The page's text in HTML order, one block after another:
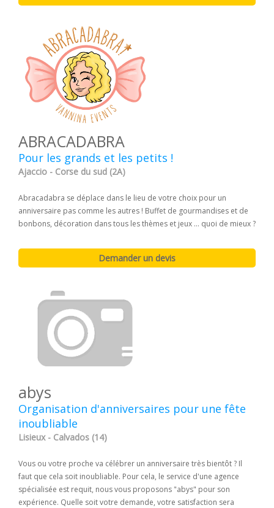
ABRACADABRA
Pour les grands et les petits !
Ajaccio - Corse du sud (2A)
Abracadabra se déplace dans le lieu de votre choix pour un
anniversaire pas comme les autres ! Buffet de gourmandises et de
bonbons, décoration dans tous les thèmes et jeux ... quoi de mieux ?
abys
Organisation d'anniversaires pour une fête
inoubliable
Lisieux - Calvados (14)
Vous ou votre proche va célébrer un anniversaire très bientôt ? Il
faut que cela soit inoubliable. Pour cela, le service d'une agence
spécialisée est requit, nous vous proposons "abys" pour son
expérience. Quelle soit votre demande, votre satisfaction sera